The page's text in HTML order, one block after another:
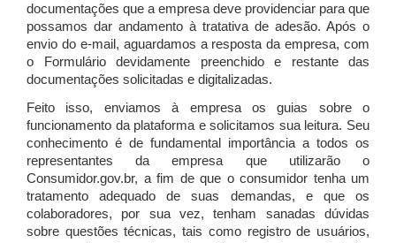
documentações que a empresa deve providenciar para que
possamos dar andamento à tratativa de adesão. Após o
envio do e-mail, aguardamos a resposta da empresa, com
o Formulário devidamente preenchido e restante das
documentações solicitadas e digitalizadas.
Feito isso, enviamos à empresa os guias sobre o
funcionamento da plataforma e solicitamos sua leitura. Seu
conhecimento é de fundamental importância a todos os
representantes da empresa que utilizarão o
Consumidor.gov.br, a fim de que o consumidor tenha um
tratamento adequado de suas demandas, e que os
colaboradores, por sua vez, tenham sanadas dúvidas
sobre questões técnicas, tais como registro de usuários,